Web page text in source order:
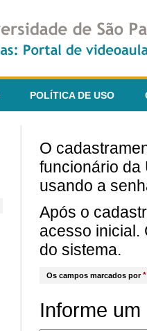
POLÍTICA DE USO
O
funcionário da
usando a
Após o
acesso inicial.
do sistema.
Os campos marcados por*
Informe